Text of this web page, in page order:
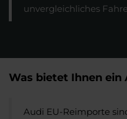
unvergleichliches
Was bietet Ihnen ein
Audi EU-Reimporte